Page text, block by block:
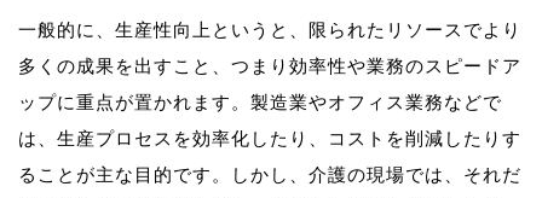
一般的に、生産性向上というと、限られたリソースでより
多くの成果を出すこと、つまり効率性や業務のスピードア
ップに重点が置かれます。製造業やオフィス業務などで
は、生産プロセスを効率化したり、コストを削減したりす
ることが主な目的です。しかし、介護の現場では、それだ